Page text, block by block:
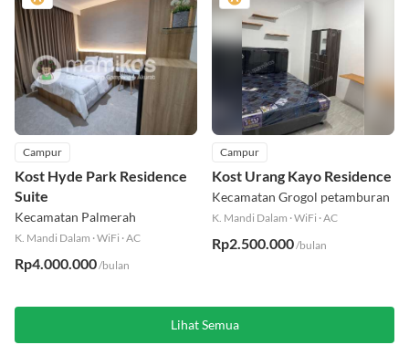
Campur
Kost Hyde Park Residence
Suite
Kecamatan Palmerah
K. Mandi Dalam ·WiFi ·AC
Rp4.000.000/bulan
Campur
Kost Urang Kayo Residence
Kecamatan Grogol petamburan
K. Mandi Dalam ·WiFi ·AC
Rp2.500.000/bulan
Lihat Semua